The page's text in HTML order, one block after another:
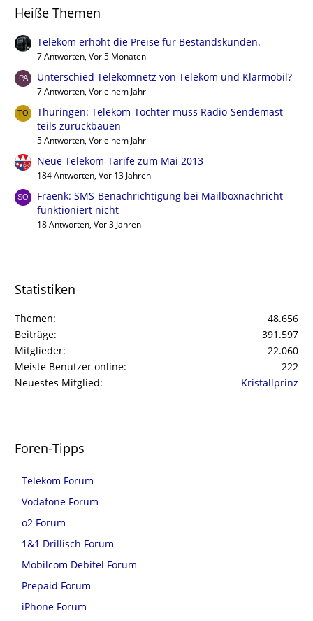
Heiße Themen
Telekom erhöht die Preise für Bestandskunden.
7 Antworten, Vor 5 Monaten
Unterschied Telekomnetz von Telekom und Klarmobil?
7 Antworten, Vor einem Jahr
Thüringen: Telekom-Tochter muss Radio-Sendemast
teils zurückbauen
5 Antworten, Vor einem Jahr
Neue Telekom-Tarife zum Mai 2013
184 Antworten, Vor 13 Jahren
Fraenk: SMS-Benachrichtigung bei Mailboxnachricht
funktioniert nicht
18 Antworten, Vor 3 Jahren
Statistiken
Themen
48.656
Beiträge
391.597
Mitglieder
22.060
Meiste Benutzer online
222
Neuestes Mitglied
Kristallprinz
Foren-Tipps
Telekom Forum
Vodafone Forum
o2 Forum
1&1 Drillisch Forum
Mobilcom Debitel Forum
Prepaid Forum
iPhone Forum